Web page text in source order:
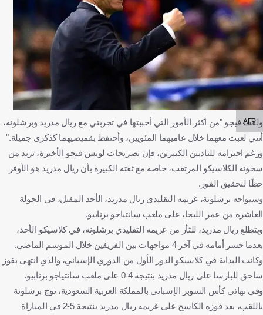
AFP
ولفت فيجو "من أكثر الأمور التي أحببتها في تجربتي مع ريال مدريد وبرشلونة،
أنني لعبت معهما خلال عاميهما المئويين، وأحتفظ بقميصيهما كذكرى جميلة."
ورغم احترامه للناديين الكبيرين، فإن تصريحات لويس فيجو الأخيرة، تزيد من
سخونة الكلاسيكو المرتقب، خاصة مع ثقته الكبيرة بأن ريال مدريد هو الأوفر
حظًا لتحقيق الفوز.
وسيواجه برشلونة، غريمه التقليدي ريال مدريد، الأحد المقبل، في الجولة
العاشرة من عمر الليجا، على ملعب سانتياجو برنابيو.
ويتطلع ريال مدريد، للثأر من غريمه التقليدي برشلونة، في كلاسيكو الأحد،
بعدما خسر أمامه في آخر 4 مواجهات بين الفريقين خلال الموسم الماضي.
وكانت البداية في كلاسيكو الدور الأول من الدوري الإسباني، والذي انتهى بفوز
ساحق للبارسا على ريال مدريد بنتيجة 4-0 على ملعب سانتياجو برنابيو.
وفي نهائي كأس السوبر الإسباني بالمملكة العربية السعودية، توج برشلونة
باللقب، بعد فوزه الكاسح على غريمه ريال مدريد بنتيجة 5-2 في المباراة